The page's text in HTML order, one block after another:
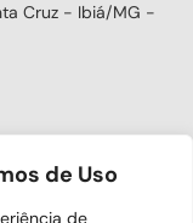
de Uso
de
Cruz - Ibiá/MG -